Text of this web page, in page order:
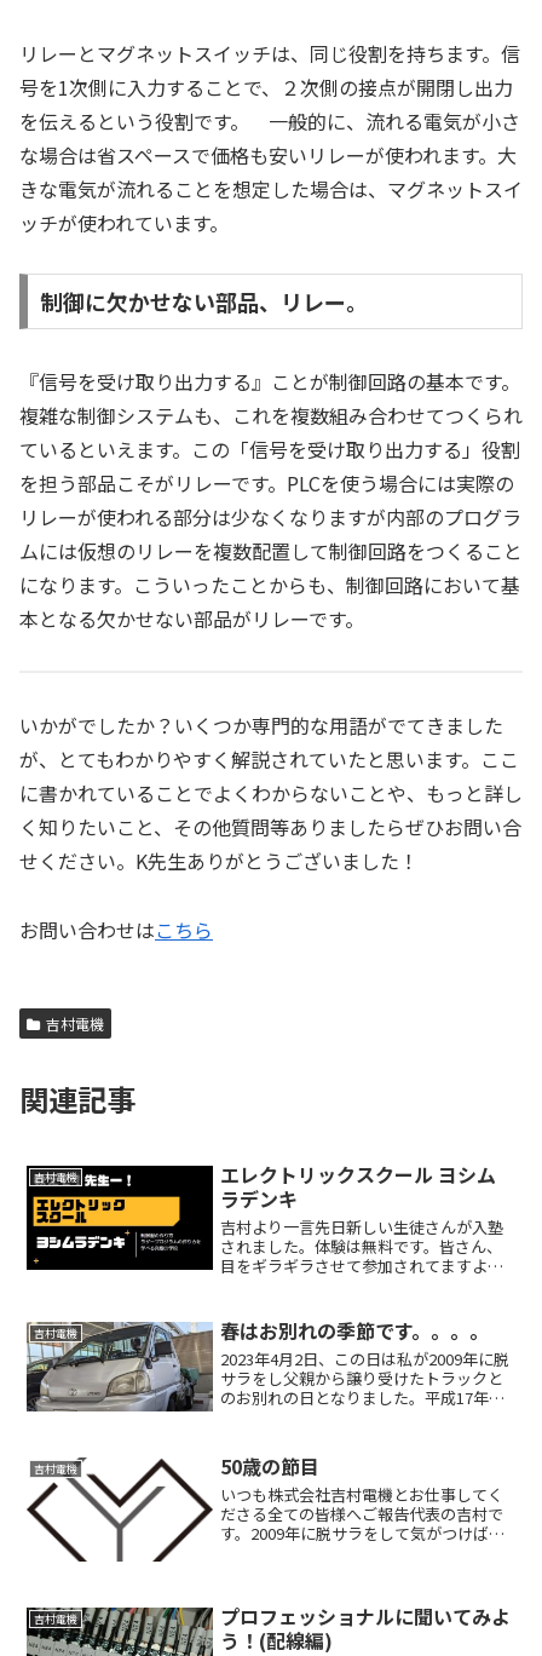
リレーとマグネットスイッチは、同じ役割を持ちます。信
号を1次側に入力することで、２次側の接点が開閉し出力
を伝えるという役割です。 一般的に、流れる電気が小さ
な場合は省スペースで価格も安いリレーが使われます。大
きな電気が流れることを想定した場合は、マグネットスイ
ッチが使われています。
制御に欠かせない部品、リレー。
『信号を受け取り出力する』ことが制御回路の基本です。
複雑な制御システムも、これを複数組み合わせてつくられ
ているといえます。この「信号を受け取り出力する」役割
を担う部品こそがリレーです。PLCを使う場合には実際の
リレーが使われる部分は少なくなりますが内部のプログラ
ムには仮想のリレーを複数配置して制御回路をつくること
になります。こういったことからも、制御回路において基
本となる欠かせない部品がリレーです。
いかがでしたか？いくつか専門的な用語がでてきました
が、とてもわかりやすく解説されていたと思います。ここ
に書かれていることでよくわからないことや、もっと詳し
く知りたいこと、その他質問等ありましたらぜひお問い合
せください。K先生ありがとうございました！
お問い合わせはこちら
吉村電機
関連記事
吉村電機
エレクトリックスクール ヨシム
ラデンキ
吉村より一言先日新しい生徒さんが入塾
されました。体験は無料です。皆さん、
目をギラギラさせて参加されてますよ！
てください！制御盤の作り方やラダープ
ログラムの作り方を対面...
吉村電機 春はお別れの季節です。。。。
2023年4月2日、この日は私が2009年に脱
サラをし父親から譲り受けたトラックと
のお別れの日となりました。平成17年式
れませんが、年齢的に限界であちこち故
障...
吉村電機 50歳の節目
いつも株式会社吉村電機とお仕事してく
ださる全ての皆様へご報告代表の吉村で
す。2009年に脱サラをして気がつけばも
転、吉村電機Sec...
吉村電機
プロフェッショナルに聞いてみよ
う！(配線編)